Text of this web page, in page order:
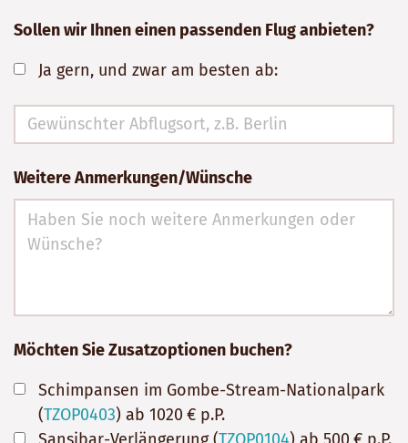
Sollen wir Ihnen einen passenden Flug anbieten?
Ja gern, und zwar am besten ab:
Weitere Anmerkungen/Wünsche
Möchten Sie Zusatzoptionen buchen?
Schimpansen im Gombe-Stream-Nationalpark
(TZOP0403) ab 1020 € p.P.